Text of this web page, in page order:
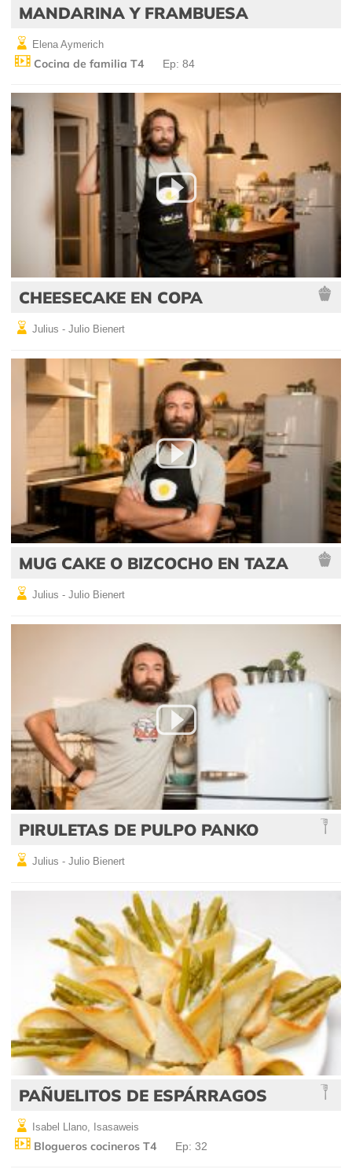
MANDARINA Y FRAMBUESA
Elena Aymerich
Cocina de familia T4 Ep: 84
CHEESECAKE EN COPA
Julius - Julio Bienert
MUG CAKE O BIZCOCHO EN TAZA
Julius - Julio Bienert
PIRULETAS DE PULPO PANKO
Julius - Julio Bienert
PAÑUELITOS DE ESPÁRRAGOS
Isabel Llano, Isasaweis
Blogueros cocineros T4 Ep: 32